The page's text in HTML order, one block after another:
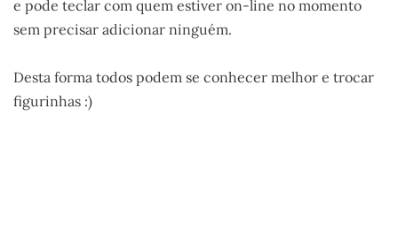
e pode teclar com quem estiver on-line no momento
sem precisar adicionar ninguém.
Desta forma todos podem se conhecer melhor e trocar
figurinhas :)